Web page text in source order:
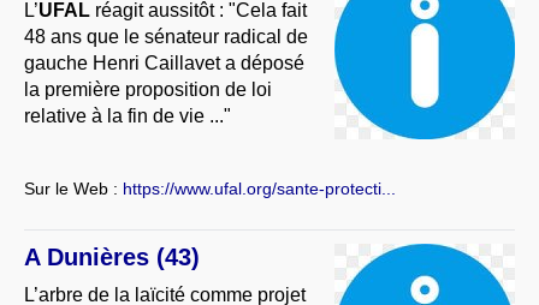
L’UFAL réagit aussitôt : "Cela fait
48 ans que le sénateur radical de
gauche Henri Caillavet a déposé
la première proposition de loi
relative à la fin de vie ..."
Sur le Web : https://www.ufal.org/sante-protecti...
A Dunières (43)
L’arbre de la laïcité comme projet